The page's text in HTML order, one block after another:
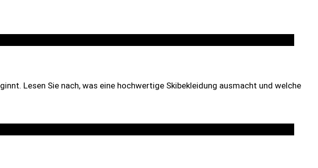
Lesen Sie nach, was eine hochwertige Skibekleidung ausmacht und welche